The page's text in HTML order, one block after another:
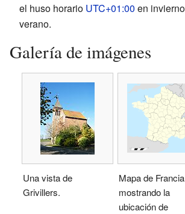
el huso horario UTC+01:00 en
verano.
Galería de imágenes
Una vista de
Grivillers.
Mapa de Francia
mostrando la
ubicación de